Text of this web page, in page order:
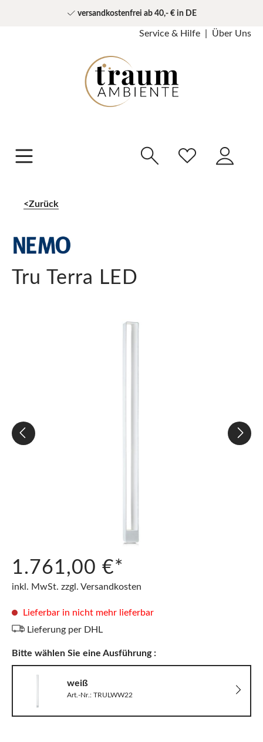
versandkostenfrei ab 40,- € in DE
Service & Hilfe Über Uns
Zurück
Tru Terra LED
1.761,00 €*
inkl. MwSt. zzgl. Versandkosten
Lieferbar in nicht mehr lieferbar
Lieferung per DHL
Bitte wählen Sie eine Ausführung :
weiß
Art.-Nr.: TRULWW22